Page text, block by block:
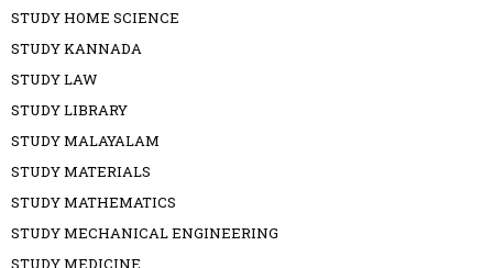
STUDY HOME SCIENCE
STUDY KANNADA
STUDY LAW
STUDY LIBRARY
STUDY MALAYALAM
STUDY MATERIALS
STUDY MATHEMATICS
STUDY MECHANICAL ENGINEERING
STUDY MEDICINE